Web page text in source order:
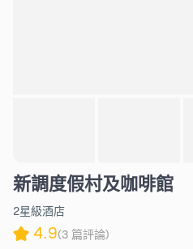
新調度假村及咖啡館
2星級酒店
4.9(3 篇評論)